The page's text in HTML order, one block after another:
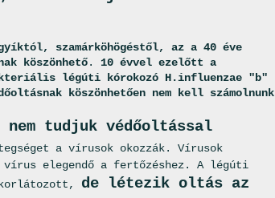
szamárköhögéstől, az a 40 éve
köszönhető. 10 évvel ezelőtt a
légúti kórokozó H.influenzae "b"
köszönhetően nem kell számolnunk
nem tudjuk védőoltással
a vírusok okozzák. Vírusok
elegendő a fertőzéshez. A légúti
korlátozott, de létezik oltás az